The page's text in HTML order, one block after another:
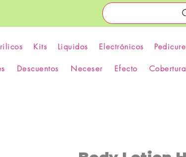
Kits Liquidos Electrónicos Pedicure
Descuentos Neceser Efecto